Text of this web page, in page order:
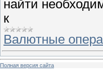
найти
к
Валютные
Полная версия сайта